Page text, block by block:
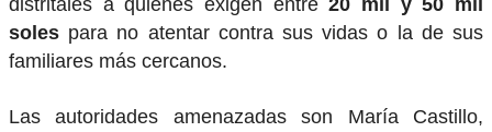
distritales a quienes exigen entre20 mil y 50 mil
soles para no atentar contra sus vidas o la de sus
familiares más cercanos.
Las autoridades amenazadas son María Castillo,